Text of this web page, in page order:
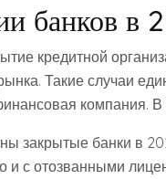
банков в
кредитной
Такие случаи
компания.
закрытые банки в
и с отозванными